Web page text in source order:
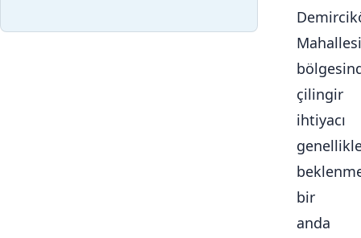
Mahallesi
çilingir
ihtiyacı
bir
anda